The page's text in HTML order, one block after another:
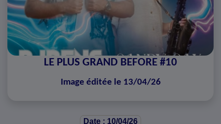
LE PLUS GRAND BEFORE #10
Image éditée le 13/04/26
Date : 10/04/26